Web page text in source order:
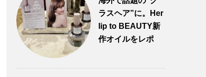
ラスヘア”に。Her
lip to BEAUTY新
作オイルをレポ